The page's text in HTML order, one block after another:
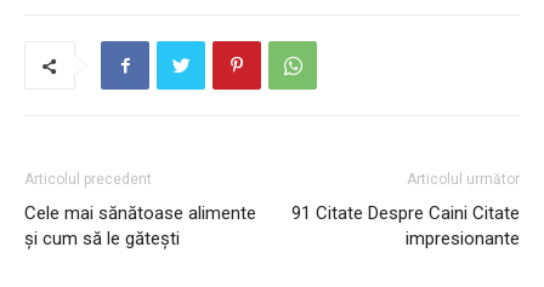
Articolul precedent
Cele mai sănătoase alimente
și cum să le gătești
Articolul următor
91 Citate Despre Caini Citate
impresionante